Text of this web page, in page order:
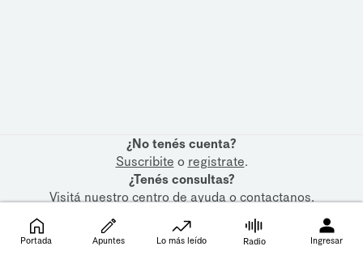
¿No tenés cuenta?
Suscribite o registrate.
¿Tenés consultas?
Visitá nuestrocentro de ayudaocontactanos.
Portada Apuntes Lo más leído Radio Ingresar